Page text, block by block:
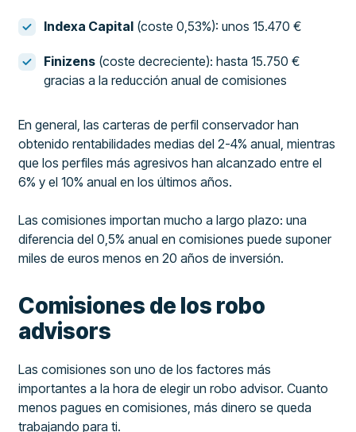
Indexa Capital (coste 0,53%): unos 15.470 €
Finizens (coste decreciente): hasta 15.750 €
gracias a la reducción anual de comisiones
En general, las carteras de perfil conservador han
obtenido rentabilidades medias del 2-4% anual, mientras
que los perfiles más agresivos han alcanzado entre el
6% y el 10% anual en los últimos años.
Las comisiones importan mucho a largo plazo: una
diferencia del 0,5% anual en comisiones puede suponer
miles de euros menos en 20 años de inversión.
Comisiones de los robo
advisors
Las comisiones son uno de los factores más
importantes a la hora de elegir un robo advisor. Cuanto
menos pagues en comisiones, más dinero se queda
trabajando para ti.